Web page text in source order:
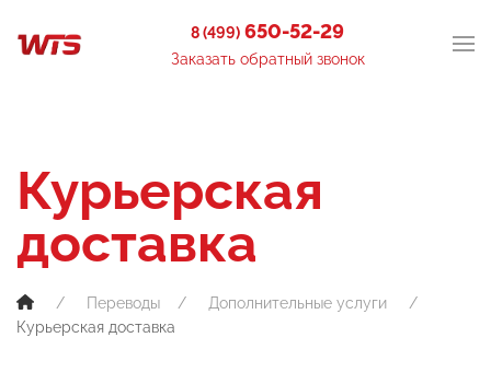
8 (499) 650-52-29
Заказать обратный звонок
Курьерская
доставка
Переводы
Дополнительные услуги
Курьерская доставка